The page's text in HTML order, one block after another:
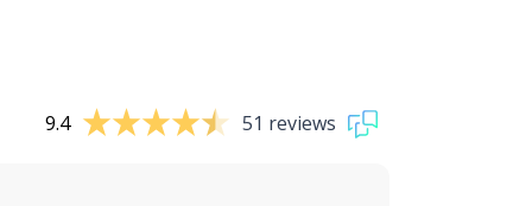
9.4 51 reviews